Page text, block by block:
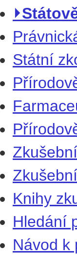
Státní
Knihy
Hledání
Návod k